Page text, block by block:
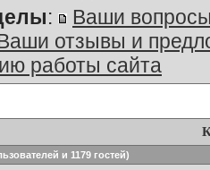
:
Ваши
отзывы и
работы сайта
и 1179 гостей)